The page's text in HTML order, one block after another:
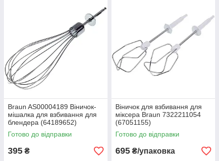
Braun AS00004189 Віничок-
мішалка для взбивання для
блендера (64189652)
Готово до відправки
395 ₴
Віничок для взбивання для
міксера Braun 7322211054
(67051155)
Готово до відправки
695 ₴/упаковка